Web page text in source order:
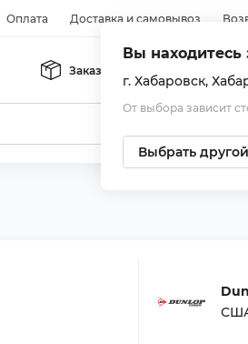
Оплата Доставка и самовывоз
Заказы
Вы находитесь
г. Хабаровск,
От выбора зависит
Выбрать другой